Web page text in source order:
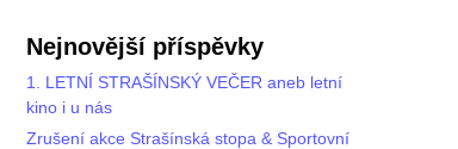
Nejnovější příspěvky
1. LETNÍ STRAŠÍNSKÝ VEČER aneb letní
kino i u nás
Zrušení akce Strašínská stopa & Sportovní